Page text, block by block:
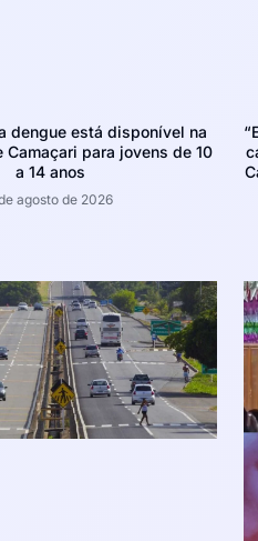
dengue está disponível na
Camaçari para jovens de 10
a 14 anos
agosto de 2026